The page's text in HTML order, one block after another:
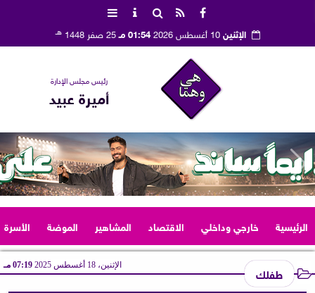
الإثنين10 أغسطس 2026 01:54 مـ 25 صفر 1448 هـ
رئيس مجلس الإدارة
أميرة عبيد
الرئيسية خارجي وداخلي الاقتصاد المشاهير الموضة الأسرة
طفلك الإثنين، 18 أغسطس 2025 07:19 مـ